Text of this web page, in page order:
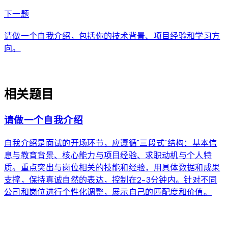
下一题arrow_forward
请做一个自我介绍，包括你的技术背景、项目经验和学习方
向。
相关题目
请做一个自我介绍
自我介绍是面试的开场环节，应遵循"三段式"结构：基本信
息与教育背景、核心能力与项目经验、求职动机与个人特
质。重点突出与岗位相关的技能和经验，用具体数据和成果
支撑，保持真诚自然的表达，控制在2-3分钟内。针对不同
公司和岗位进行个性化调整，展示自己的匹配度和价值。